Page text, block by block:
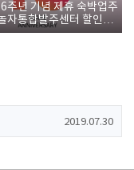
주년 기념 제휴 숙박업주
자통합발주센터 할인쿠
2019.07.30